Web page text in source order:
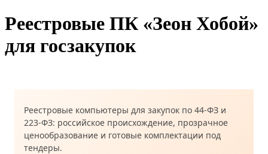
Реестровые ПК «Зеон Хобой»
для госзакупок
Реестровые компьютеры для закупок по 44‑ФЗ и
223‑ФЗ: российское происхождение, прозрачное
ценообразование и готовые комплектации под
тендеры.